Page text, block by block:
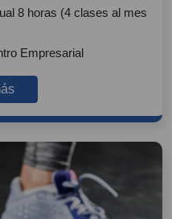
8 horas (4 clases al mes
Empresarial